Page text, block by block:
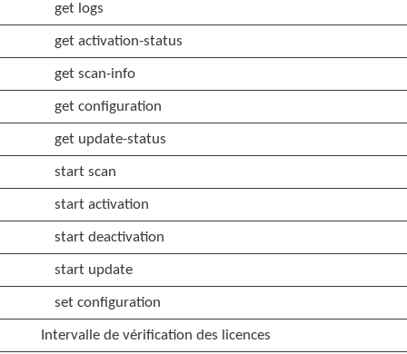
get logs
get activation-status
get scan-info
get configuration
get update-status
start scan
start activation
start deactivation
start update
set configuration
Intervalle de vérification des licences